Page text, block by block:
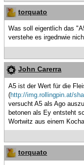
torquato
Was soll eigentlich das
verstehe es irgednwie
John Carerra
A5 ist der Wert für die
(http://img.rollingpin.at/
versucht A5 als Ago
betonen als Ey entsteht
Wortwitz aus einem
torquato